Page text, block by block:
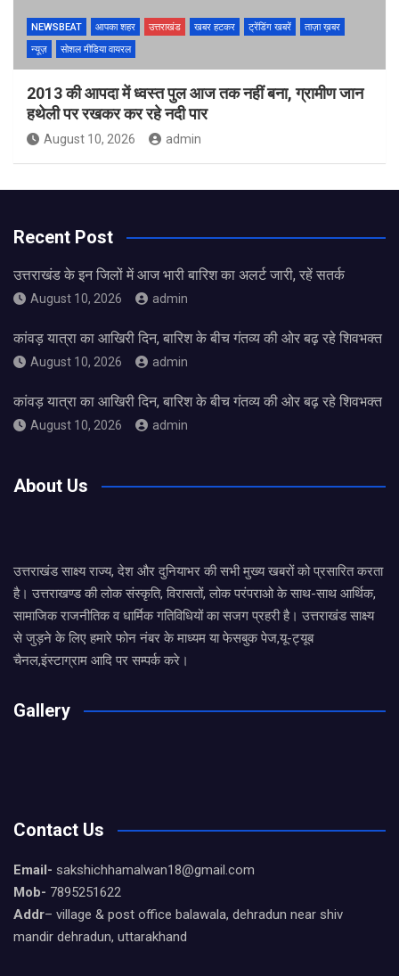
NEWSBEAT आपका शहर उत्तराखंड खबर हटकर ट्रेंडिंग खबरें
ताज़ा ख़बर
न्यूज़
सोशल मीडिया वायरल
2013 की आपदा में ध्वस्त पुल आज तक नहीं बना, ग्रामीण जान
हथेली पर रखकर कर रहे नदी पार
August 10, 2026 admin
Recent Post
उत्तराखंड के इन जिलों में आज भारी बारिश का अलर्ट जारी, रहें सतर्क
August 10, 2026 admin
कांवड़ यात्रा का आखिरी दिन, बारिश के बीच गंतव्य की ओर बढ़ रहे शिवभक्त
August 10, 2026 admin
कांवड़ यात्रा का आखिरी दिन, बारिश के बीच गंतव्य की ओर बढ़ रहे शिवभक्त
August 10, 2026 admin
About Us
उत्तराखंड साक्ष्य राज्य, देश और दुनियाभर की सभी मुख्य खबरों को प्रसारित करता
है। उत्तराखण्ड की लोक संस्कृति, विरासतों, लोक परंपराओ के साथ-साथ आर्थिक,
सामाजिक राजनीतिक व धार्मिक गतिविधियों का सजग प्रहरी है। उत्तराखंड साक्ष्य
से जुड़ने के लिए हमारे फोन नंबर के माध्यम या फेसबुक पेज,यू-ट्यूब
चैनल,इंस्टाग्राम आदि पर सम्पर्क करे।
Gallery
Contact Us
Email- sakshichhamalwan18@gmail.com
Mob- 7895251622
Addr– village & post office balawala, dehradun near shiv
mandir dehradun, uttarakhand